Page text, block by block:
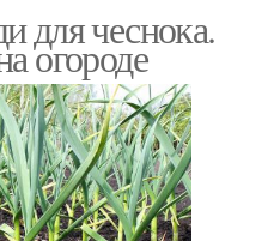
для чеснока.
огороде